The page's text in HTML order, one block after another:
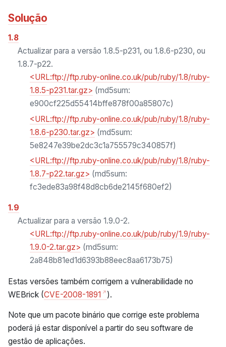
Solução
1.8
Actualizar para a versão 1.8.5-p231, ou 1.8.6-p230, ou
1.8.7-p22.
<URL:ftp://ftp.ruby-online.co.uk/pub/ruby/1.8/ruby-
1.8.5-p231.tar.gz> (md5sum:
e900cf225d55414bffe878f00a85807c)
<URL:ftp://ftp.ruby-online.co.uk/pub/ruby/1.8/ruby-
1.8.6-p230.tar.gz> (md5sum:
5e8247e39be2dc3c1a755579c340857f)
<URL:ftp://ftp.ruby-online.co.uk/pub/ruby/1.8/ruby-
1.8.7-p22.tar.gz> (md5sum:
fc3ede83a98f48d8cb6de2145f680ef2)
1.9
Actualizar para a versão 1.9.0-2.
<URL:ftp://ftp.ruby-online.co.uk/pub/ruby/1.9/ruby-
1.9.0-2.tar.gz> (md5sum:
2a848b81ed1d6393b88eec8aa6173b75)
Estas versões também corrigem a vulnerabilidade no
WEBrick (CVE-2008-1891 ).
Note que um pacote binário que corrige este problema
poderá já estar disponível a partir do seu software de
gestão de aplicações.